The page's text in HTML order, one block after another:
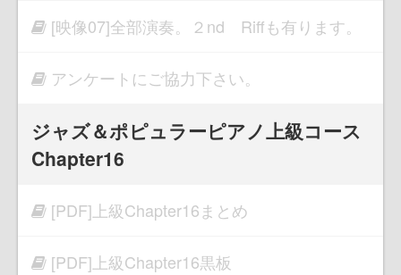
[映像07]全部演奏。２nd Riffも有ります。
アンケートにご協力下さい。
ジャズ＆ポピュラーピアノ上級コース
Chapter16
[PDF]上級Chapter16まとめ
[PDF]上級Chapter16黒板